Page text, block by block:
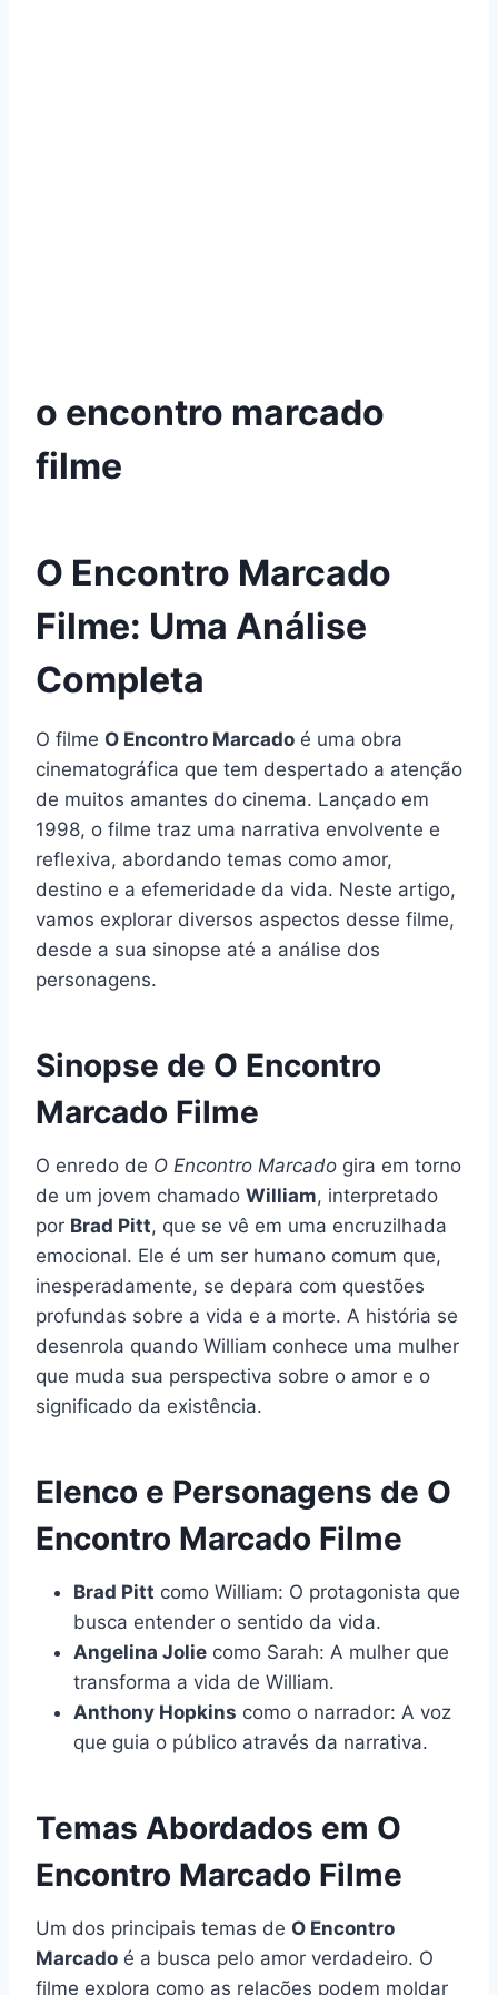
o encontro marcado
filme
O Encontro Marcado
Filme: Uma Análise
Completa
O filme O Encontro Marcado é uma obra
cinematográfica que tem despertado a atenção
de muitos amantes do cinema. Lançado em
1998, o filme traz uma narrativa envolvente e
reflexiva, abordando temas como amor,
destino e a efemeridade da vida. Neste artigo,
vamos explorar diversos aspectos desse filme,
desde a sua sinopse até a análise dos
personagens.
Sinopse de O Encontro
Marcado Filme
O enredo de O Encontro Marcado gira em torno
de um jovem chamado William, interpretado
por Brad Pitt, que se vê em uma encruzilhada
emocional. Ele é um ser humano comum que,
inesperadamente, se depara com questões
profundas sobre a vida e a morte. A história se
desenrola quando William conhece uma mulher
que muda sua perspectiva sobre o amor e o
significado da existência.
Elenco e Personagens de O
Encontro Marcado Filme
Brad Pitt como William: O protagonista que
busca entender o sentido da vida.
Angelina Jolie como Sarah: A mulher que
transforma a vida de William.
Anthony Hopkins como o narrador: A voz
que guia o público através da narrativa.
Temas Abordados em O
Encontro Marcado Filme
Um dos principais temas de O Encontro
Marcado é a busca pelo amor verdadeiro. O
filme explora como as relações podem moldar